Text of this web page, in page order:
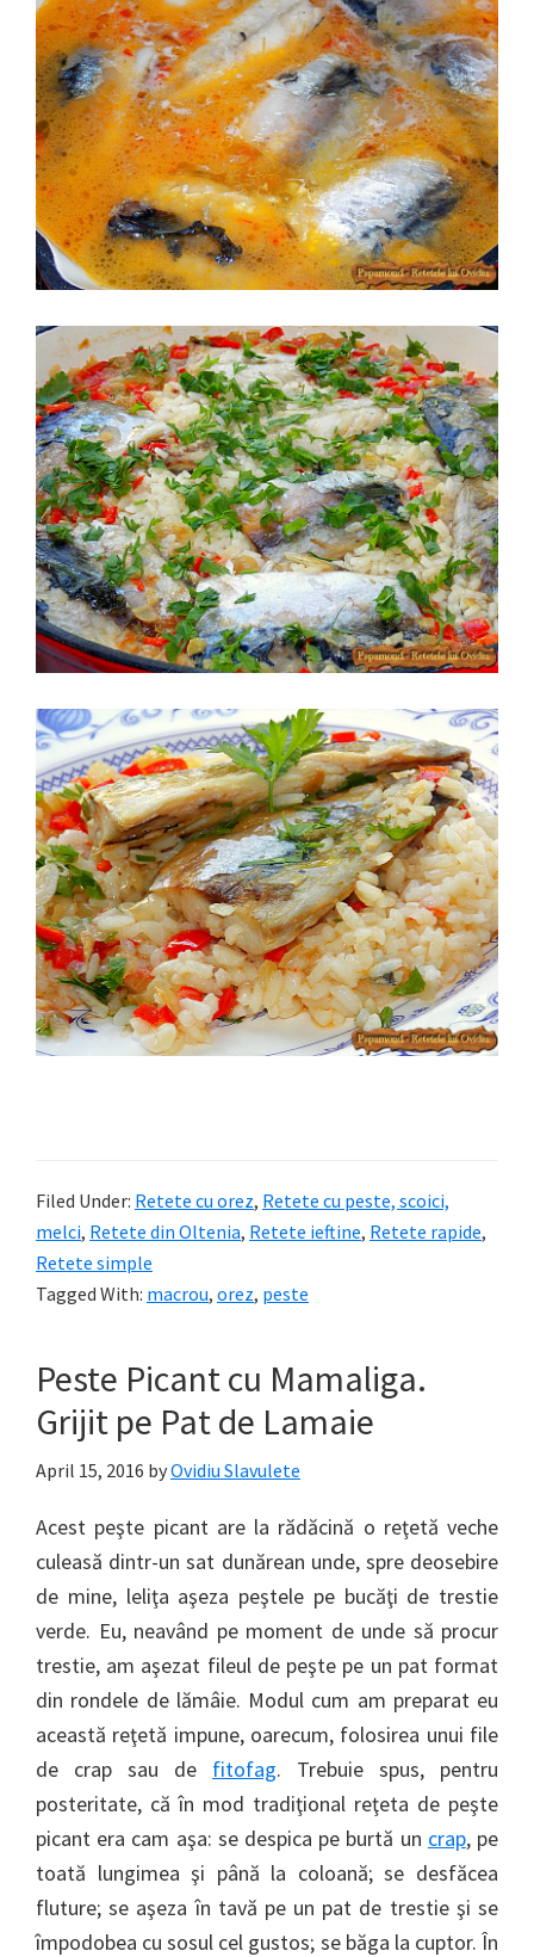
Filed Under: Retete cu orez, Retete cu peste, scoici,
melci, Retete din Oltenia, Retete ieftine, Retete rapide,
Retete simple
Tagged With: macrou, orez, peste
Peste Picant cu Mamaliga.
Grijit pe Pat de Lamaie
April 15, 2016 byOvidiu Slavulete
Acest peşte picant are la rădăcină o reţetă veche
culeasă dintr-un sat dunărean unde, spre deosebire
de mine, leliţa aşeza peştele pe bucăţi de trestie
verde. Eu, neavând pe moment de unde să procur
trestie, am aşezat fileul de peşte pe un pat format
din rondele de lămâie. Modul cum am preparat eu
această reţetă impune, oarecum, folosirea unui file
de crap sau de fitofag. Trebuie spus, pentru
posteritate, că în mod tradiţional reţeta de peşte
picant era cam aşa: se despica pe burtă un crap, pe
toată lungimea şi până la coloană; se desfăcea
fluture; se aşeza în tavă pe un pat de trestie şi se
împodobea cu sosul cel gustos; se băga la cuptor. În